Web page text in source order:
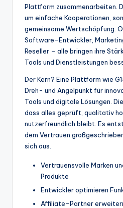
Plattform zusammenarbeiten.
um einfache Kooperationen,
gemeinsame Wertschöpfung.
Software-Entwickler,
Reseller – alle bringen ihre
Tools und Dienstleistungen
Der Kern? Eine Plattform wie
Dreh- und Angelpunkt für
Tools und digitale Lösungen.
dass alles geprüft, qualitativ
nutzerfreundlich bleibt. Es
dem Vertrauen
sich aus.
Vertrauensvolle Marken
Produkte
Entwickler optimieren
Affiliate-Partner